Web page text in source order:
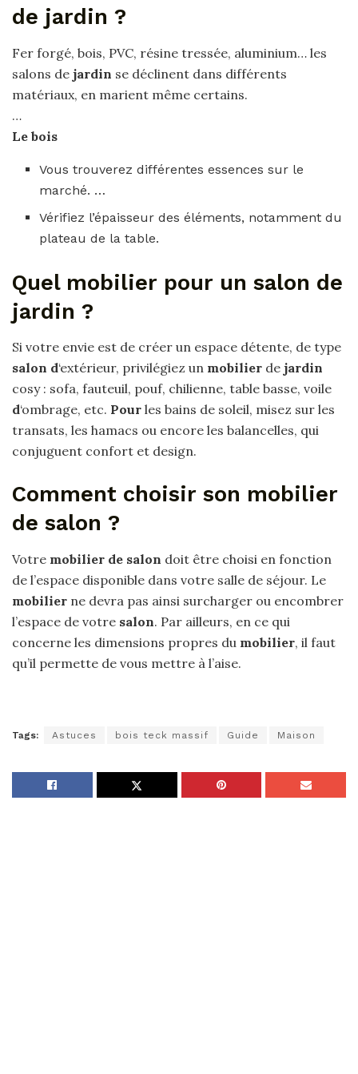
de jardin ?
Fer forgé, bois, PVC, résine tressée, aluminium… les
salons de jardin se déclinent dans différents
matériaux, en marient même certains.
…
Le bois
Vous trouverez différentes essences sur le
marché. …
Vérifiez l’épaisseur des éléments, notamment du
plateau de la table.
Quel mobilier pour un salon de
jardin ?
Si votre envie est de créer un espace détente, de type
salon d‘extérieur, privilégiez un mobilier de jardin
cosy : sofa, fauteuil, pouf, chilienne, table basse, voile
d‘ombrage, etc. Pour les bains de soleil, misez sur les
transats, les hamacs ou encore les balancelles, qui
conjuguent confort et design.
Comment choisir son mobilier
de salon ?
Votre mobilier de salon doit être choisi en fonction
de l’espace disponible dans votre salle de séjour. Le
mobilier ne devra pas ainsi surcharger ou encombrer
l’espace de votre salon. Par ailleurs, en ce qui
concerne les dimensions propres du mobilier, il faut
qu’il permette de vous mettre à l’aise.
Tags: Astuces bois teck massif Guide Maison